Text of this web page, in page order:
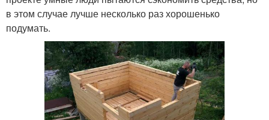
в этом случае лучше несколько раз хорошенько
подумать.